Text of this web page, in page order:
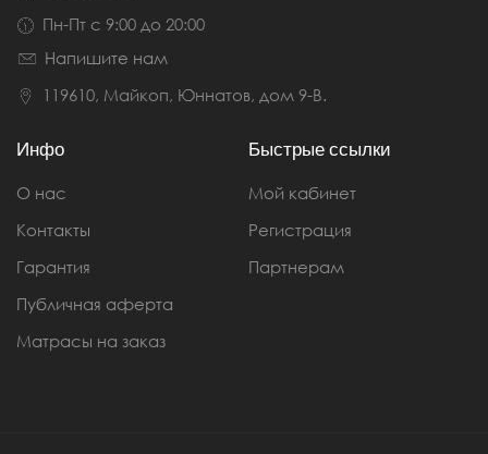
Пн-Пт с 9:00 до 20:00
Напишите нам
119610, Майкоп, Юннатов, дом 9-В.
Инфо
О нас
Контакты
Гарантия
Публичная аферта
Матрасы на заказ
Быстрые ссылки
Мой кабинет
Регистрация
Партнерам